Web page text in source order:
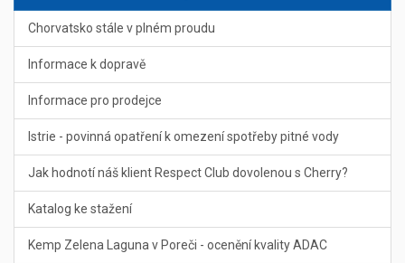
Chorvatsko stále v plném proudu
Informace k dopravě
Informace pro prodejce
Istrie - povinná opatření k omezení spotřeby pitné vody
Jak hodnotí náš klient Respect Club dovolenou s Cherry?
Katalog ke stažení
Kemp Zelena Laguna v Poreči - ocenění kvality ADAC